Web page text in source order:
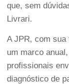
que, sem
Livrari.
A JPR, com
um marco
profissionais
diagnóstico de